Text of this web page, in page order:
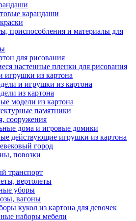
карандаши
приспособления и материалы для
для рисования
настенные пленки для рисования
игрушки из картона
и игрушки из картона
из картона
модели из картона
памятники
сооружения
дома и игровые домики
действующие игрушки из картона
город
повозки
транспорт
вертолеты
уборы
вагоны
кукол из картона для девочек
наборы мебели